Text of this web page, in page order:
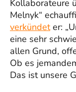
Kollaborateure
Melnyk“
verkündeter:
eine sehr
allen Grund,
Ob es
Das ist unsere